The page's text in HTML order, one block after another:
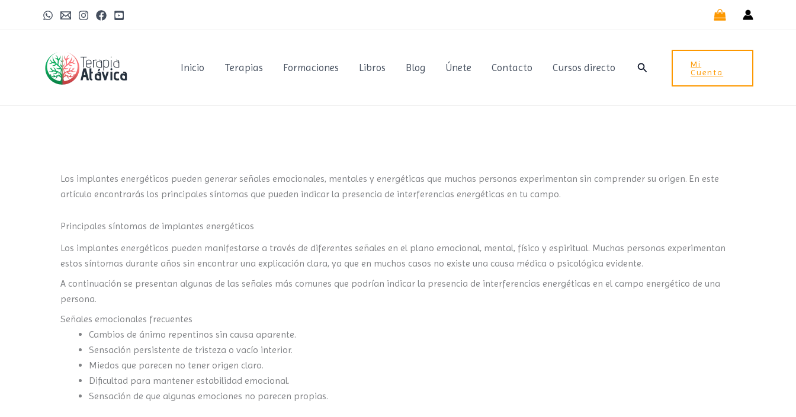
Inicio Terapias Formaciones Libros Blog Únete Contacto Cursos directo Buscar
Mi
Cuenta
Los implantes energéticos pueden generar señales emocionales, mentales y energéticas que muchas personas experimentan sin comprender su origen. En este
artículo encontrarás los principales síntomas que pueden indicar la presencia de interferencias energéticas en tu campo.
Principales síntomas de implantes energéticos
Los implantes energéticos pueden manifestarse a través de diferentes señales en el plano emocional, mental, físico y espiritual. Muchas personas experimentan
estos síntomas durante años sin encontrar una explicación clara, ya que en muchos casos no existe una causa médica o psicológica evidente.
A continuación se presentan algunas de las señales más comunes que podrían indicar la presencia de interferencias energéticas en el campo energético de una
persona.
Señales emocionales frecuentes
Cambios de ánimo repentinos sin causa aparente.
Sensación persistente de tristeza o vacío interior.
Miedos que parecen no tener origen claro.
Dificultad para mantener estabilidad emocional.
Sensación de que algunas emociones no parecen propias.